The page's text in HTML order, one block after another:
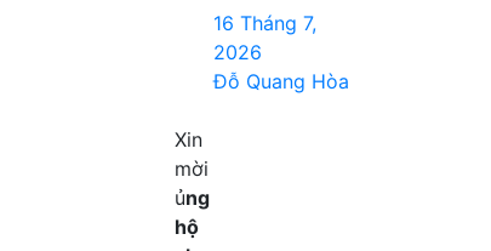
16 Tháng 7,
2026
Đỗ Quang Hòa
Xin
mời
ủng
hộ